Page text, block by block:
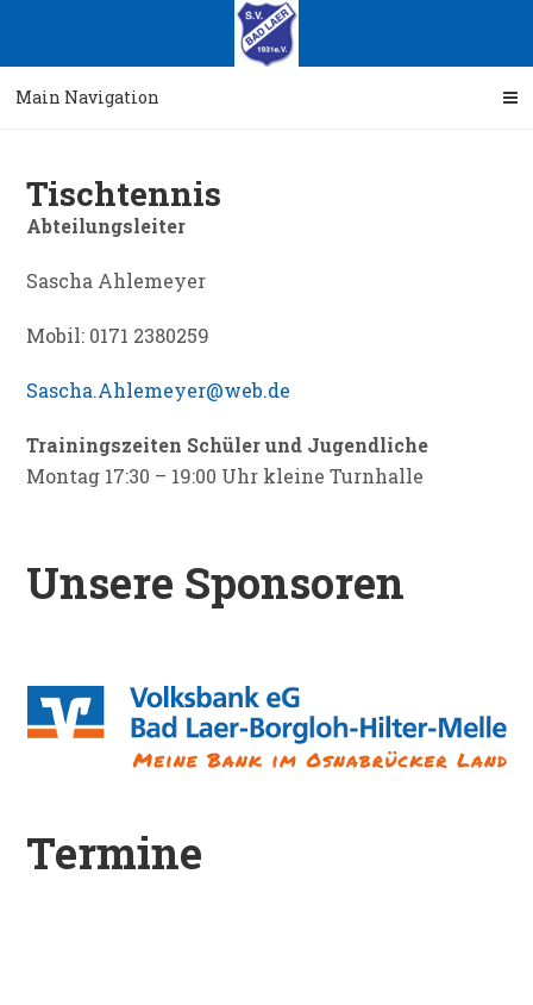
navigation
content
Main Navigation
Tischtennis
Abteilungsleiter
Sascha Ahlemeyer
Mobil: 0171 2380259
Sascha.Ahlemeyer@web.de
Trainingszeiten Schüler und Jugendliche
Montag 17:30 – 19:00 Uhr kleine Turnhalle
Unsere Sponsoren
Termine